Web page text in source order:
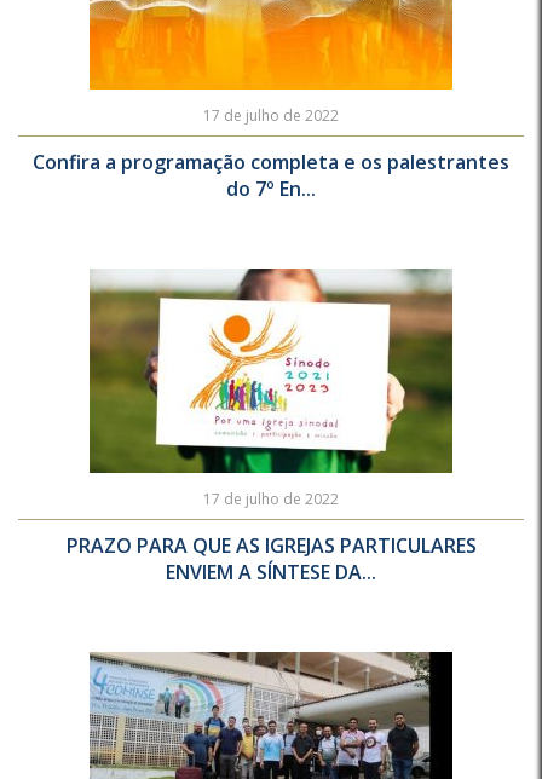
17 de julho de 2022
Confira a programação completa e os palestrantes
do 7º En...
17 de julho de 2022
PRAZO PARA QUE AS IGREJAS PARTICULARES
ENVIEM A SÍNTESE DA...